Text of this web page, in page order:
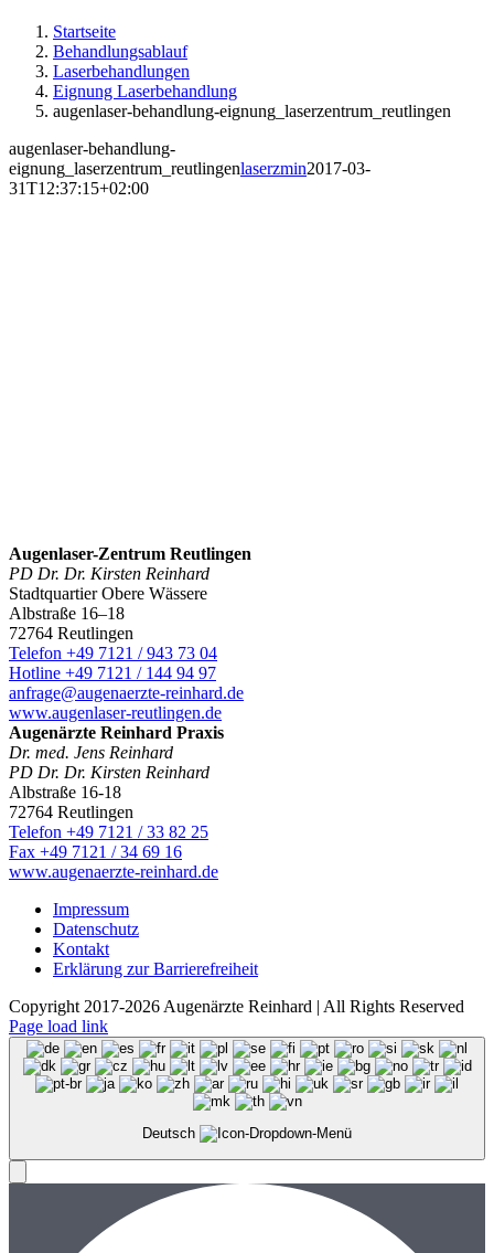
Startseite
Behandlungsablauf
Laserbehandlungen
Eignung Laserbehandlung
augenlaser-behandlung-eignung_laserzentrum_reutlingen
augenlaser-behandlung-
eignung_laserzentrum_reutlingenlaserzmin2017-03-
31T12:37:15+02:00
Augenlaser-Zentrum Reutlingen
PD Dr. Dr. Kirsten Reinhard
Stadtquartier Obere Wässere
Albstraße 16–18
72764 Reutlingen
Telefon +49 7121 / 943 73 04
Hotline +49 7121 / 144 94 97
anfrage@augenaerzte-reinhard.de
www.augenlaser-reutlingen.de
Augenärzte Reinhard Praxis
Dr. med. Jens Reinhard
PD Dr. Dr. Kirsten Reinhard
Albstraße 16-18
72764 Reutlingen
Telefon +49 7121 / 33 82 25
Fax +49 7121 / 34 69 16
www.augenaerzte-reinhard.de
Impressum
Datenschutz
Kontakt
Erklärung zur Barrierefreiheit
Copyright 2017-2026 Augenärzte Reinhard | All Rights Reserved
Page load link
Deutsch